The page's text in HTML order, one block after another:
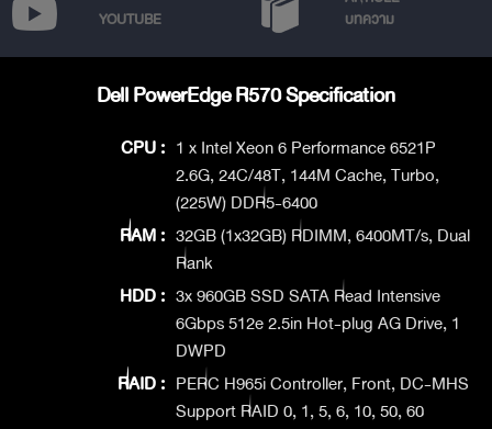
YOUTUBE
บทความ
Dell PowerEdge R570 Specification
CPU : 1 x Intel Xeon 6 Performance 6521P
2.6G, 24C/48T, 144M Cache, Turbo,
(225W) DDR5-6400
RAM : 32GB (1x32GB) RDIMM, 6400MT/s, Dual
Rank
HDD : 3x 960GB SSD SATA Read Intensive
6Gbps 512e 2.5in Hot-plug AG Drive, 1
DWPD
RAID : PERC H965i Controller, Front, DC-MHS
Support RAID 0, 1, 5, 6, 10, 50, 60